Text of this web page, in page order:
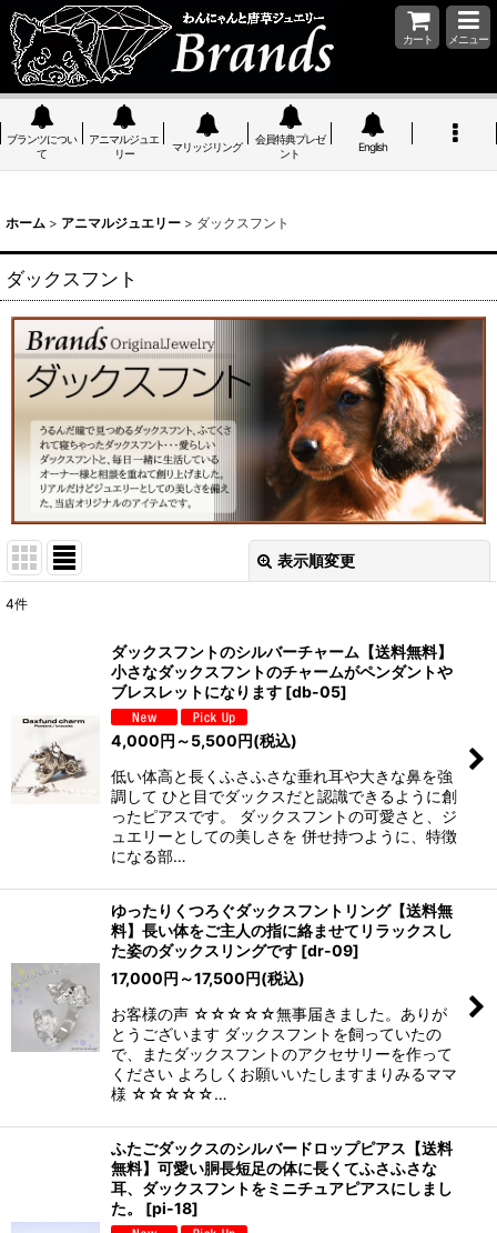
カート メニュー
ブランツについ
て
アニマルジュエ
リー
マリッジリング
会員特典プレゼ
ント
English
ホーム > アニマルジュエリー > ダックスフント
ダックスフント
表示順変更
絞り込む
4件
ダックスフントのシルバーチャーム【送料無料】
小さなダックスフントのチャームがペンダントや
ブレスレットになります [db-05]
4,000円 ～5,500円(税込)
低い体高と長くふさふさな垂れ耳や大きな鼻を強
調して ひと目でダックスだと認識できるように創
ったピアスです。 ダックスフントの可愛さと、ジ
ュエリーとしての美しさを 併せ持つように、特徴
になる部…
ゆったりくつろぐダックスフントリング【送料無
料】長い体をご主人の指に絡ませてリラックスし
た姿のダックスリングです [dr-09]
17,000円 ～17,500円(税込)
お客様の声 ☆☆☆☆☆無事届きました。ありが
とうございます ダックスフントを飼っていたの
で、またダックスフントのアクセサリーを作って
ください よろしくお願いいたしますまりみるママ
様 ☆☆☆☆☆…
ふたごダックスのシルバードロップピアス【送料
無料】可愛い胴長短足の体に長くてふさふさな
耳、ダックスフントをミニチュアピアスにしまし
た。
[pi-18]